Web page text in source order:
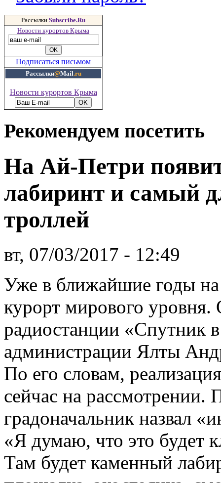
Рассылки Subscribe.Ru
Новости курортов Крыма
Подписаться письмом
Рассылки@Mail.ru
Новости курортов Крыма
Рекомендуем посетить
На Ай-Петри
лабиринт и самый
троллей
вт, 07/03/2017 - 12:49
Уже в ближайшие годы
курорт мирового
радиостанции «Спутник
администрации Ялты
По его словам,
сейчас на
градоначальник назвал
«Я думаю, что это будет
Там будет каменный